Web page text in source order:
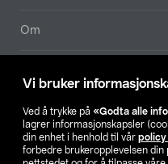
Vi bruker
Ved å trykke på «Godta alle
lagrer informasjonskapsler
din enhet i henhold til vår policy
forbedre brukeropplevelsen din
Om
Våre selskaper